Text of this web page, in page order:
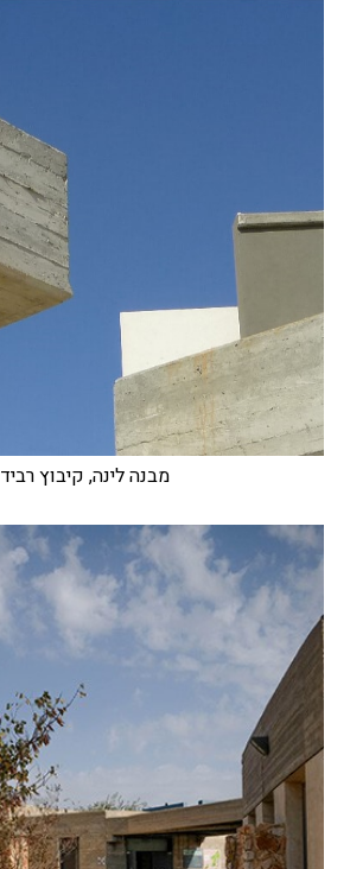
מבנה לינה, קיבוץ רביד